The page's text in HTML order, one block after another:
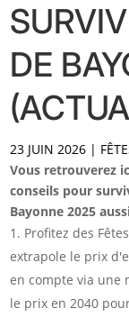
DE
23 JUIN 2026 |
Vous retrouverez
conseils pour
Bayonne 2025
Profitez des
extrapole le prix
en compte via une
le prix en 2040